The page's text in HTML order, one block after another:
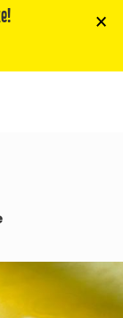
×